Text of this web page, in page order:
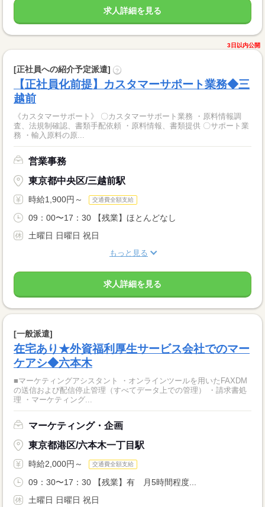
求人詳細を見る
3日以内公開
[正社員への紹介予定派遣] ?
【正社員化前提】カスタマーサポート業務◆三
越前
《カスタマーサポート》 〇カスタマーサポート業務 ・原料情報調
査、法規制確認、書類手配依頼 ・原料情報、書類提供 〇サポート業
務 ・輸入原料の原...
営業事務
東京都中央区/三越前駅
時給1,900円～ 交通費全額支給
09：00〜17：30 【残業】ほとんどなし
土曜日 日曜日 祝日
もっと見る
求人詳細を見る
[一般派遣]
在宅あり★外資福利厚生サービス会社でのマー
ケアシ◆六本木
■マーケティングアシスタント ・オンラインツールを用いたFAXDM
の送信および配信停止管理（すべてデータ上での管理） ・請求書処
理 ・マーケティング...
マーケティング・企画
東京都港区/六本木一丁目駅
時給2,000円～ 交通費全額支給
09：30〜17：30 【残業】有 月5時間程度...
土曜日 日曜日 祝日